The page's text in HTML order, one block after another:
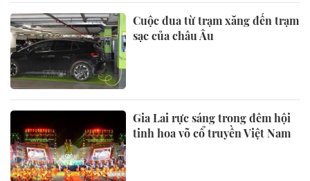
Cuộc đua từ trạm xăng đến trạm
sạc của châu Âu
Gia Lai rực sáng trong đêm hội
tinh hoa võ cổ truyền Việt Nam